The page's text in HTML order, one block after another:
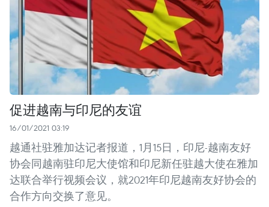
促进越南与印尼的友谊
16/01/2021 03:19
越通社驻雅加达记者报道，1月15日，印尼-越南友好
协会同越南驻印尼大使馆和印尼新任驻越大使在雅加
达联合举行视频会议，就2021年印尼越南友好协会的
合作方向交换了意见。